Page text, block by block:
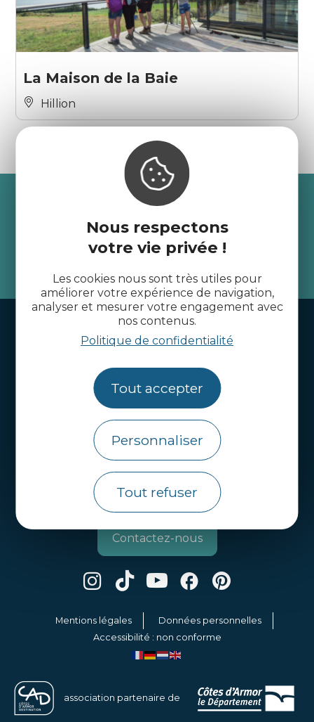
Nous respectons
votre vie privée !
Les cookies nous sont très utiles pour
améliorer votre expérience de navigation,
analyser et mesurer votre engagement avec
nos contenus.
Politique de confidentialité
Tout accepter
Personnaliser
Tout refuser
La Maison de la Baie
Hillion
Recevez l’actualité des
Côtes d’Armor
Handi-tourisme
Webcams
Infos pratiques
Côtes d’Armor Destination
Agence de Développement Touristique et
d’Attractivité des Côtes d’Armor.
Qui sommes nous ?
Contactez-nous
Mentions légales
Données personnelles
Accessibilité : non conforme
association partenaire de